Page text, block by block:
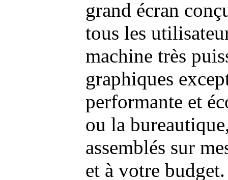
grand écran
tous les
machine très
graphiques
performante et
ou la
assemblés sur
et à votre